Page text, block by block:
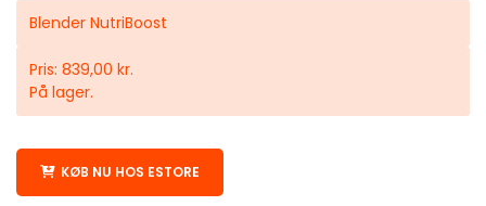
Blender NutriBoost
Pris: 839,00 kr.
På lager.
KØB NU HOS ESTORE